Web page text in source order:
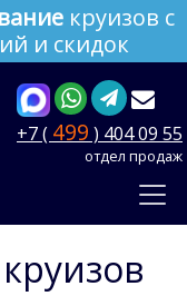
круизов с
и скидок
+7 ( 499 ) 404 09 55
отдел продаж